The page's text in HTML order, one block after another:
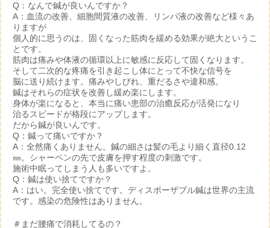
Q：なんで鍼が良いんですか？
A：血流の改善、細胞間質液の改善、リンパ液の改善など様々あ
りますが
個人的に思うのは、固くなった筋肉を緩める効果が絶大というこ
とです。
筋肉は痛みや体液の循環以上に敏感に反応して固くなります。
そして二次的な疼痛を引き起こし体にとって不快な信号を
脳に送り続けます。痛みやしびれ、重だるさや違和感。
鍼はそれらの症状を改善し緩め楽にします。
身体が楽になると、本当に痛い患部の治癒反応が活発になり
治るスピードが格段にアップします。
だから鍼が良いんです。
Q：鍼って痛いですか？
A：全然痛くありません。鍼の細さは髪の毛より細く直径0.12
㎜。シャーペンの先で皮膚を押す程度の刺激です。
施術中眠ってしまう人も多いですよ。
Q：鍼は使い捨てですか？
A：はい。完全使い捨てです。ディスポーザブル鍼は世界の主流
です。感染の危険性はありません。
＃まだ腰痛で消耗してるの？